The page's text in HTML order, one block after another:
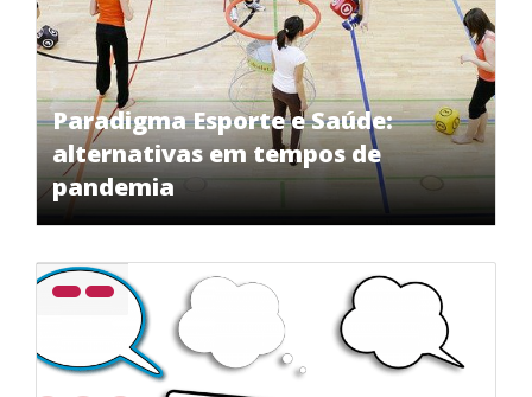
Paradigma Esporte e Saúde:
alternativas em tempos de
pandemia